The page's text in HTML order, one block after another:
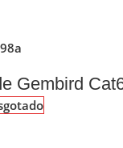
Gembird